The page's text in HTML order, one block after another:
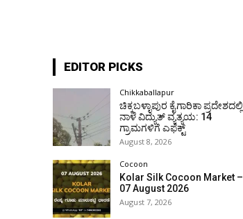
EDITOR PICKS
Chikkaballapur
ಚಿಕ್ಕಬಳ್ಳಾಪುರ ಕೈಗಾರಿಕಾ ಪ್ರದೇಶದಲ್ಲಿ
ನಾಳೆ ವಿದ್ಯುತ್ ವ್ಯತ್ಯಯ: 14
ಗ್ರಾಮಗಳಿಗೆ ಎಫೆಕ್ಟ್
August 8, 2026
Cocoon
Kolar Silk Cocoon Market –
07 August 2026
August 7, 2026